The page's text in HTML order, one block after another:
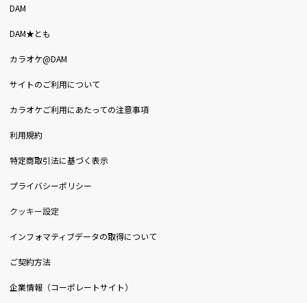
DAM
DAM★とも
カラオケ@DAM
サイトのご利用について
カラオケご利用にあたっての注意事項
利用規約
特定商取引法に基づく表示
プライバシーポリシー
クッキー設定
インフォマティブデータの取得について
ご契約方法
企業情報（コーポレートサイト）